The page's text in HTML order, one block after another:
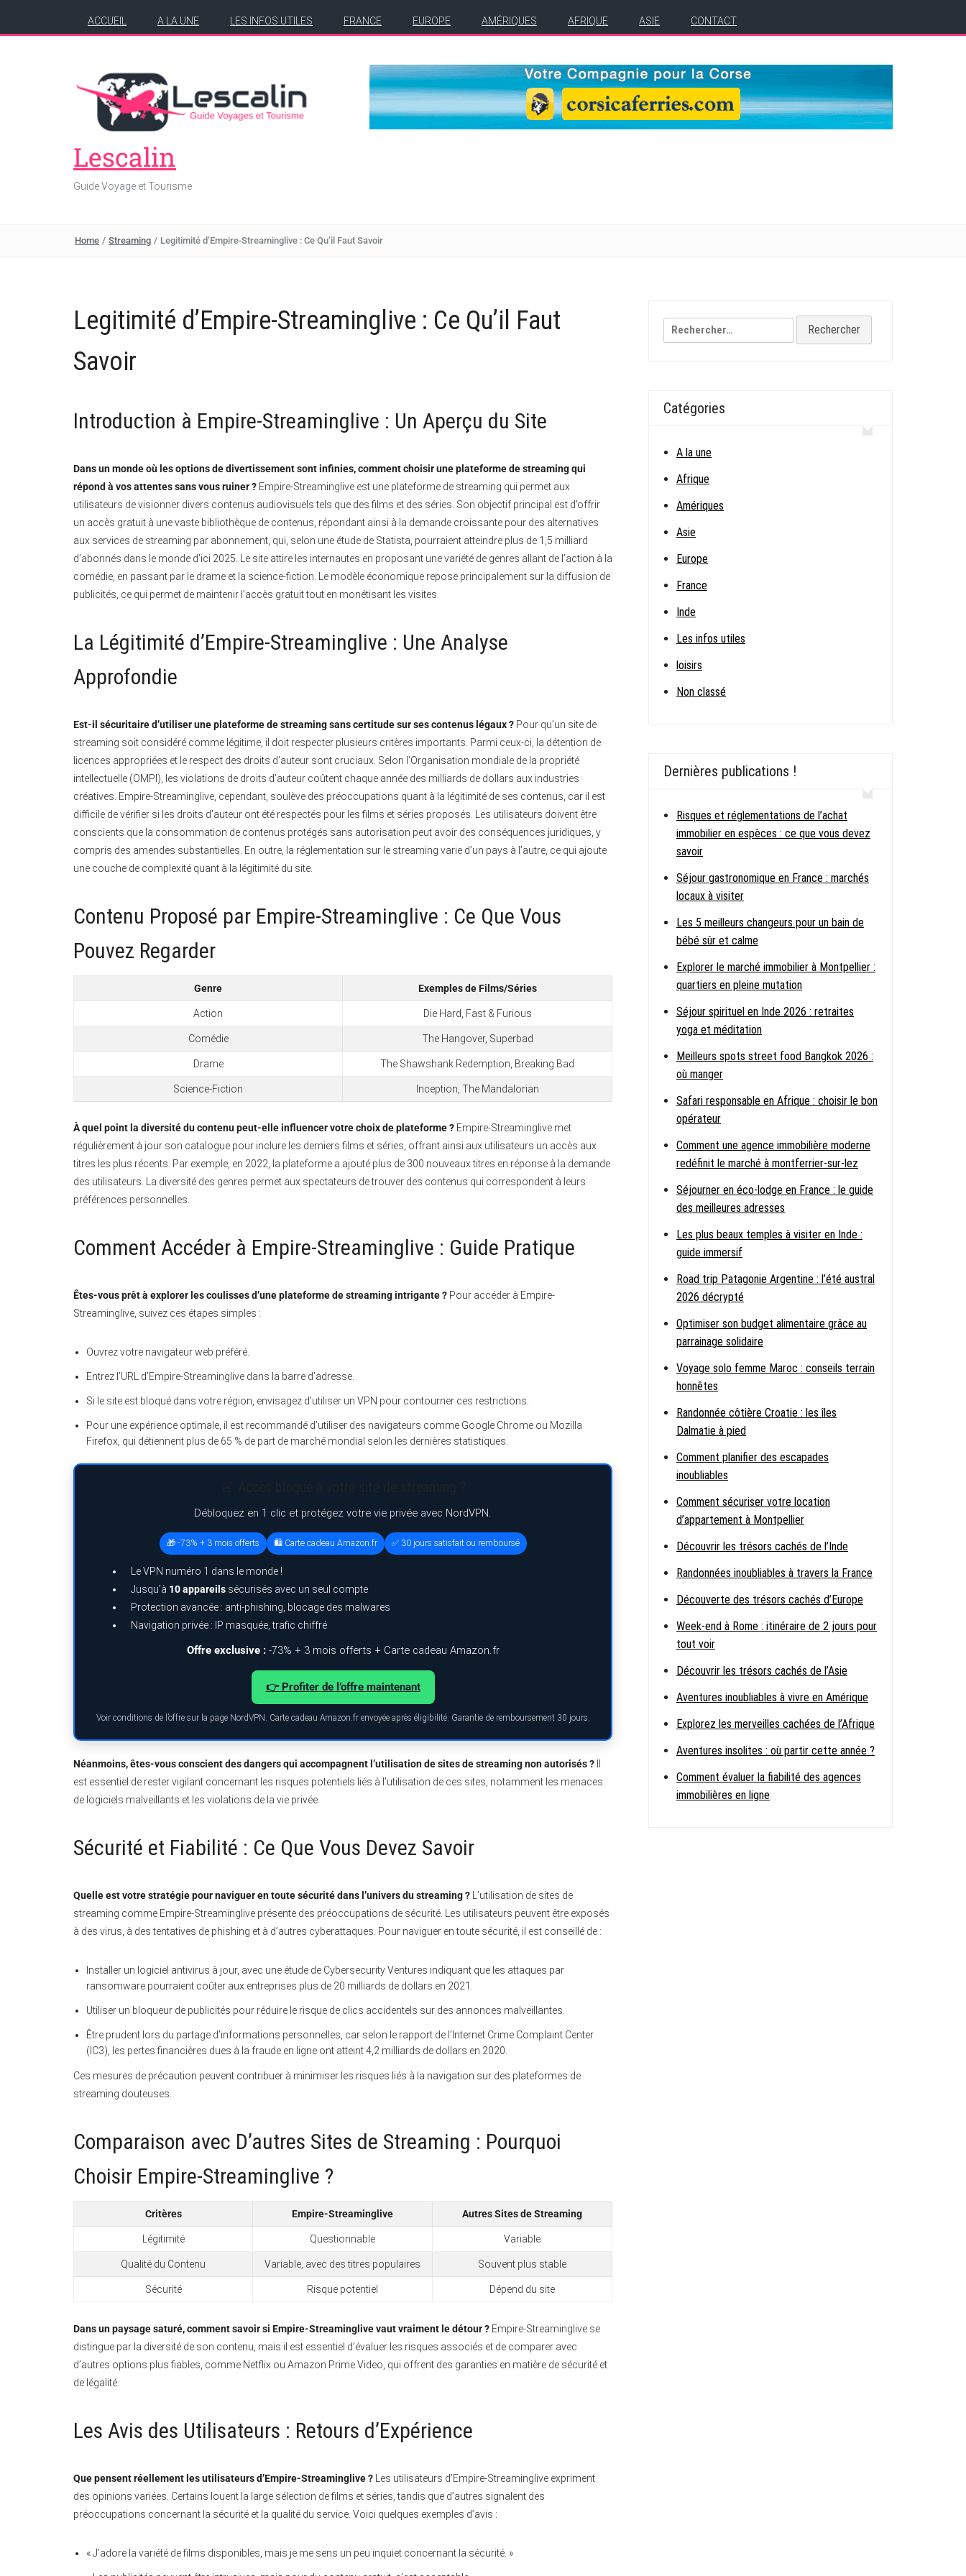
ACCUEIL A LA UNE LES INFOS UTILES FRANCE EUROPE AMÉRIQUES AFRIQUE ASIE CONTACT
Lescalin
Guide Voyage et Tourisme
Home / Streaming / Legitimité d’Empire-Streaminglive : Ce Qu’il Faut Savoir
Legitimité d’Empire-Streaminglive : Ce Qu’il Faut
Savoir
Introduction à Empire-Streaminglive : Un Aperçu du Site
Dans un monde où les options de divertissement sont infinies, comment choisir une plateforme de streaming qui
répond à vos attentes sans vous ruiner ? Empire-Streaminglive est une plateforme de streaming qui permet aux
utilisateurs de visionner divers contenus audiovisuels tels que des films et des séries. Son objectif principal est d’offrir
un accès gratuit à une vaste bibliothèque de contenus, répondant ainsi à la demande croissante pour des alternatives
aux services de streaming par abonnement, qui, selon une étude de Statista, pourraient atteindre plus de 1,5 milliard
d’abonnés dans le monde d’ici 2025. Le site attire les internautes en proposant une variété de genres allant de l’action à la
comédie, en passant par le drame et la science-fiction. Le modèle économique repose principalement sur la diffusion de
publicités, ce qui permet de maintenir l’accès gratuit tout en monétisant les visites.
La Légitimité d’Empire-Streaminglive : Une Analyse
Approfondie
Est-il sécuritaire d’utiliser une plateforme de streaming sans certitude sur ses contenus légaux ? Pour qu’un site de
streaming soit considéré comme légitime, il doit respecter plusieurs critères importants. Parmi ceux-ci, la détention de
licences appropriées et le respect des droits d’auteur sont cruciaux. Selon l’Organisation mondiale de la propriété
intellectuelle (OMPI), les violations de droits d’auteur coûtent chaque année des milliards de dollars aux industries
créatives. Empire-Streaminglive, cependant, soulève des préoccupations quant à la légitimité de ses contenus, car il est
difficile de vérifier si les droits d’auteur ont été respectés pour les films et séries proposés. Les utilisateurs doivent être
conscients que la consommation de contenus protégés sans autorisation peut avoir des conséquences juridiques, y
compris des amendes substantielles. En outre, la réglementation sur le streaming varie d’un pays à l’autre, ce qui ajoute
une couche de complexité quant à la légitimité du site.
Contenu Proposé par Empire-Streaminglive : Ce Que Vous
Pouvez Regarder
Genre Exemples de Films/Séries
Action Die Hard, Fast & Furious
Comédie The Hangover, Superbad
Drame The Shawshank Redemption, Breaking Bad
Science-Fiction Inception, The Mandalorian
À quel point la diversité du contenu peut-elle influencer votre choix de plateforme ? Empire-Streaminglive met
régulièrement à jour son catalogue pour inclure les derniers films et séries, offrant ainsi aux utilisateurs un accès aux
titres les plus récents. Par exemple, en 2022, la plateforme a ajouté plus de 300 nouveaux titres en réponse à la demande
des utilisateurs. La diversité des genres permet aux spectateurs de trouver des contenus qui correspondent à leurs
préférences personnelles.
Comment Accéder à Empire-Streaminglive : Guide Pratique
Êtes-vous prêt à explorer les coulisses d’une plateforme de streaming intrigante ? Pour accéder à Empire-
Streaminglive, suivez ces étapes simples :
Ouvrez votre navigateur web préféré.
Entrez l’URL d’Empire-Streaminglive dans la barre d’adresse.
Si le site est bloqué dans votre région, envisagez d’utiliser un VPN pour contourner ces restrictions.
Pour une expérience optimale, il est recommandé d’utiliser des navigateurs comme Google Chrome ou Mozilla
Firefox, qui détiennent plus de 65 % de part de marché mondial selon les dernières statistiques.
Débloquez en 1 clic et protégez votre vie privée avec NordVPN.
🎁 -73% + 3 mois offerts 🛍️ Carte cadeau Amazon.fr ✅ 30 jours satisfait ou remboursé
Le VPN numéro 1 dans le monde !
Jusqu’à 10 appareils sécurisés avec un seul compte
Protection avancée : anti-phishing, blocage des malwares
Navigation privée : IP masquée, trafic chiffré
Offre exclusive :-73% + 3 mois offerts + Carte cadeau Amazon.fr
👉 Profiter de l’offre maintenant
Voir conditions de l’offre sur la page NordVPN. Carte cadeau Amazon.fr envoyée après éligibilité. Garantie de remboursement 30 jours.
Néanmoins, êtes-vous conscient des dangers qui accompagnent l’utilisation de sites de streaming non autorisés ?
est essentiel de rester vigilant concernant les risques potentiels liés à l’utilisation de ces sites, notamment les menaces
de logiciels malveillants et les violations de la vie privée.
Sécurité et Fiabilité : Ce Que Vous Devez Savoir
Quelle est votre stratégie pour naviguer en toute sécurité dans l’univers du streaming ? L’utilisation de sites de
streaming comme Empire-Streaminglive présente des préoccupations de sécurité. Les utilisateurs peuvent être exposés
à des virus, à des tentatives de phishing et à d’autres cyberattaques. Pour naviguer en toute sécurité, il est conseillé de :
Installer un logiciel antivirus à jour, avec une étude de Cybersecurity Ventures indiquant que les attaques par
ransomware pourraient coûter aux entreprises plus de 20 milliards de dollars en 2021.
Utiliser un bloqueur de publicités pour réduire le risque de clics accidentels sur des annonces malveillantes.
Être prudent lors du partage d’informations personnelles, car selon le rapport de l’Internet Crime Complaint Center
(IC3), les pertes financières dues à la fraude en ligne ont atteint 4,2 milliards de dollars en 2020.
Ces mesures de précaution peuvent contribuer à minimiser les risques liés à la navigation sur des plateformes de
streaming douteuses.
Comparaison avec D’autres Sites de Streaming : Pourquoi
Choisir Empire-Streaminglive ?
Critères Empire-Streaminglive Autres Sites de Streaming
Légitimité Questionnable Variable
Qualité du Contenu Variable, avec des titres populaires Souvent plus stable
Sécurité Risque potentiel Dépend du site
Dans un paysage saturé, comment savoir si Empire-Streaminglive vaut vraiment le détour ? Empire-Streaminglive se
distingue par la diversité de son contenu, mais il est essentiel d’évaluer les risques associés et de comparer avec
d’autres options plus fiables, comme Netflix ou Amazon Prime Video, qui offrent des garanties en matière de sécurité et
de légalité.
Les Avis des Utilisateurs : Retours d’Expérience
Que pensent réellement les utilisateurs d’Empire-Streaminglive ? Les utilisateurs d’Empire-Streaminglive expriment
des opinions variées. Certains louent la large sélection de films et séries, tandis que d’autres signalent des
préoccupations concernant la sécurité et la qualité du service. Voici quelques exemples d’avis :
« J’adore la variété de films disponibles, mais je me sens un peu inquiet concernant la sécurité. »
Rechercher :
Catégories
A la une
Afrique
Amériques
Asie
Europe
France
Inde
Les infos utiles
loisirs
Non classé
Dernières publications !
Risques et réglementations de l’achat
immobilier en espèces : ce que vous devez
savoir
Séjour gastronomique en France : marchés
locaux à visiter
Les 5 meilleurs changeurs pour un bain de
bébé sûr et calme
Explorer le marché immobilier à Montpellier :
quartiers en pleine mutation
Séjour spirituel en Inde 2026 : retraites
yoga et méditation
Meilleurs spots street food Bangkok 2026 :
où manger
Safari responsable en Afrique : choisir le bon
opérateur
Comment une agence immobilière moderne
redéfinit le marché à montferrier-sur-lez
Séjourner en éco-lodge en France : le guide
des meilleures adresses
Les plus beaux temples à visiter en Inde :
guide immersif
Road trip Patagonie Argentine : l’été austral
2026 décrypté
Optimiser son budget alimentaire grâce au
parrainage solidaire
Voyage solo femme Maroc : conseils terrain
honnêtes
Randonnée côtière Croatie : les îles
Dalmatie à pied
Comment planifier des escapades
inoubliables
Comment sécuriser votre location
d’appartement à Montpellier
Découvrir les trésors cachés de l’Inde
Randonnées inoubliables à travers la France
Découverte des trésors cachés d’Europe
Week-end à Rome : itinéraire de 2 jours pour
tout voir
Découvrir les trésors cachés de l’Asie
Aventures inoubliables à vivre en Amérique
Explorez les merveilles cachées de l’Afrique
Aventures insolites : où partir cette année ?
Comment évaluer la fiabilité des agences
immobilières en ligne